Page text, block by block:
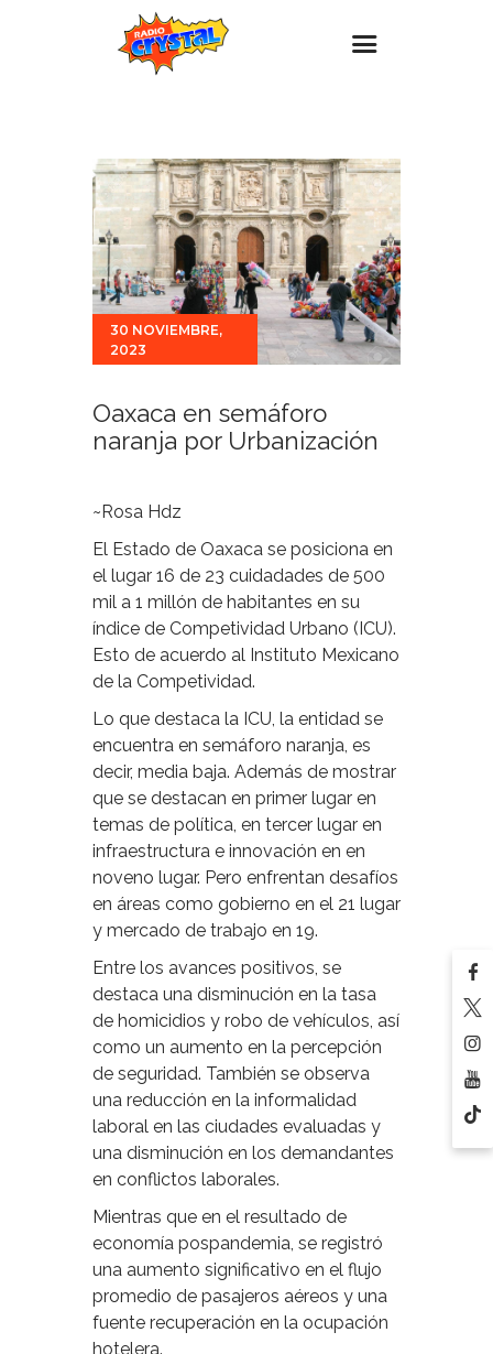
Estaciones
Eventos
Promociones
Noticias
Para ti
Contacto
30 NOVIEMBRE,
2023
Oaxaca en semáforo
naranja por Urbanización
~Rosa Hdz
El Estado de Oaxaca se posiciona en
el lugar 16 de 23 cuidadades de 500
mil a 1 millón de habitantes en su
índice de Competividad Urbano (ICU).
Esto de acuerdo al Instituto Mexicano
de la Competividad.
Lo que destaca la ICU, la entidad se
encuentra en semáforo naranja, es
decir, media baja. Además de mostrar
que se destacan en primer lugar en
temas de política, en tercer lugar en
infraestructura e innovación en en
noveno lugar. Pero enfrentan desafíos
en áreas como gobierno en el 21 lugar
y mercado de trabajo en 19.
Entre los avances positivos, se
destaca una disminución en la tasa
de homicidios y robo de vehículos, así
como un aumento en la percepción
de seguridad. También se observa
una reducción en la informalidad
laboral en las ciudades evaluadas y
una disminución en los demandantes
en conflictos laborales.
Mientras que en el resultado de
economía pospandemia, se registró
una aumento significativo en el flujo
promedio de pasajeros aéreos y una
fuente recuperación en la ocupación
hotelera.